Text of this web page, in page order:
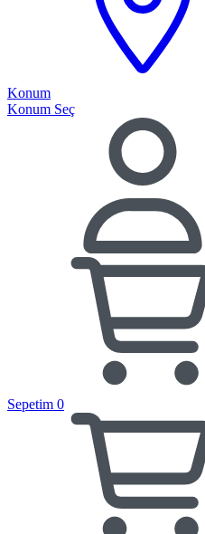
Konum
Konum Seç
Sepetim 0